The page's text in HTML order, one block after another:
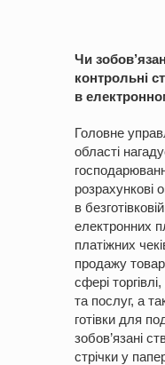
Чи
контрольні
в
Головне
області
розрахункові
в
електронних
платіжних
продажу
сфері
та послуг, а
готівки для
зобов’язані
стрічки у